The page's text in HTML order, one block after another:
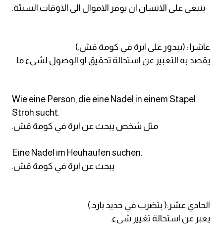
.ينبغي على الانسان ان يوفر الاموال الى الاوقات السيئة
عاشرا : (بيدور على ابرة في كومة قش.)
يقصد به التعبير عن استحالة تحقيق او الوصول لشىء ما.
Wie eine Person, die eine Nadel in einem Stapel
Stroh sucht.
.مثل شخص يبحث عن ابرة في كومة قش
Eine Nadel im Heuhaufen suchen.
.يبحث عن ابرة في كومة قش
الحادي عشر:( بتضرب في حديد بارد.)
يعبر عن استحالة تغيير شىء.